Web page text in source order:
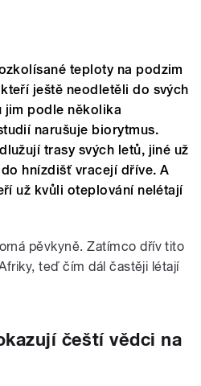
teploty na podzim
ještě neodletěli do svých
jim podle několika
narušuje biorytmus.
trasy svých letů, jiné už
hnízdišť vracejí dříve. A
už kvůli oteplování nelétají
pěvkyně. Zatímco dřív tito
teď čím dál častěji létají
čeští vědci na